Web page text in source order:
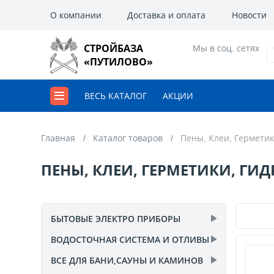
О компании Доставка и оплата Новости
СТРОЙБАЗА
«ПУТИЛОВО»
Мы в соц. сетях
ВЕСЬ КАТАЛОГ АКЦИИ
Главная Каталог товаров Пены, Клеи,
ПЕНЫ, КЛЕИ, ГЕРМЕТИКИ,
БЫТОВЫЕ ЭЛЕКТРО ПРИБОРЫ
Антенны и комплектующие
44
Плиты электрические
13
ВОДОСТОЧНАЯ СИСТЕМА И ОТЛИВЫ
Дождеприемники и каналы
7
ВСЕ ДЛЯ БАНИ,САУНЫ И КАМИНОВ